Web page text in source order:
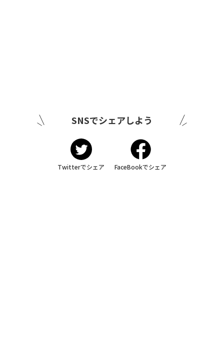
SNSでシェアしよう
Twitterでシェア FaceBookでシェア